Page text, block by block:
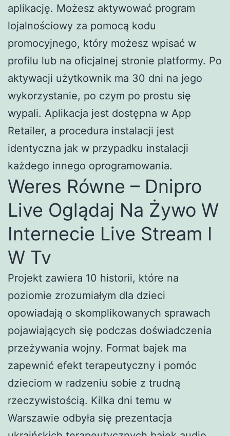
aplikację. Możesz aktywować program
lojalnościowy za pomocą kodu
promocyjnego, który możesz wpisać w
profilu lub na oficjalnej stronie platformy. Po
aktywacji użytkownik ma 30 dni na jego
wykorzystanie, po czym po prostu się
wypali. Aplikacja jest dostępna w App
Retailer, a procedura instalacji jest
identyczna jak w przypadku instalacji
każdego innego oprogramowania.
Weres Równe – Dnipro
Live Oglądaj Na Żywo W
Internecie Live Stream I
W Tv
Projekt zawiera 10 historii, które na
poziomie zrozumiałym dla dzieci
opowiadają o skomplikowanych sprawach
pojawiających się podczas doświadczenia
przeżywania wojny. Format bajek ma
zapewnić efekt terapeutyczny i pomóc
dzieciom w radzeniu sobie z trudną
rzeczywistością. Kilka dni temu w
Warszawie odbyła się prezentacja